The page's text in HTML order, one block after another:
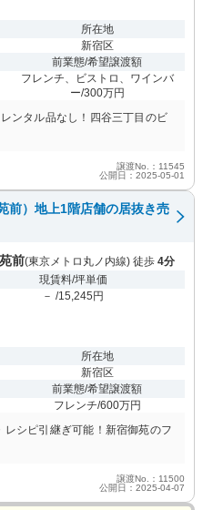
所在地
新宿区
前業態/希望譲渡額
フレンチ、ビストロ、ワインバ
ー/300万円
ンタル品なし！四谷三丁目のビ
譲渡No.：11545
公開日：2025-05-01
前）地上1階店舗の居抜き売
前(東京メトロ丸ノ内線) 徒歩 4分
現賃料/坪単価
－ /15,245円
所在地
新宿区
前業態/希望譲渡額
フレンチ/600万円
レシピ引継ぎ可能！新宿御苑のフ
譲渡No.：11500
公開日：2025-04-07